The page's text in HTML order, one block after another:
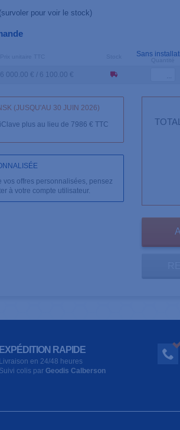
(survoler pour voir le stock)
Sans
6 000.00 € / 6 100.00 €
(JUSQU'AU 30 JUIN 2026)
plus au lieu de 7986 € TTC
vos offres personnalisées, pensez
à votre compte utilisateur.
TOTAL
EXPÉDITION RAPIDE
Livraison en 24/48 heures
Suivi colis par Geodis Calberson